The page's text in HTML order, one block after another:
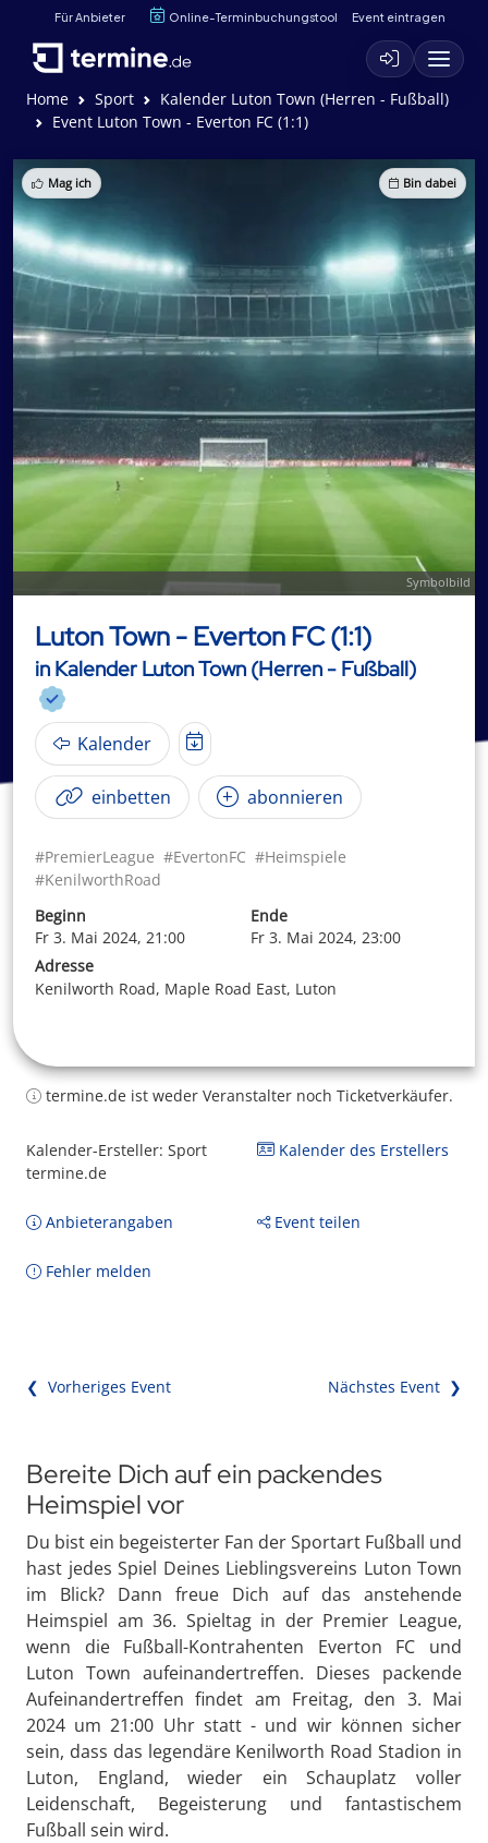
Für Anbieter Online-Terminbuchungstool Event eintragen
Home Sport
Kalender Luton Town (Herren - Fußball)
Event Luton Town - Everton FC (1:1)
Mag ich Bin dabei
Symbolbild
Luton Town - Everton FC (1:1)
in Kalender Luton Town (Herren - Fußball)
Kalender
einbetten abonnieren
#PremierLeague #EvertonFC #Heimspiele
#KenilworthRoad
Beginn
Fr 3. Mai 2024, 21:00
Ende
Fr 3. Mai 2024, 23:00
Adresse
Kenilworth Road, Maple Road East, Luton
termine.de ist weder Veranstalter noch Ticketverkäufer.
Kalender-Ersteller: Sport
termine.de
Kalender des Erstellers
Anbieterangaben Event teilen
Fehler melden
❮ Vorheriges Event Nächstes Event ❯
Bereite Dich auf ein packendes
Heimspiel vor
Du bist ein begeisterter Fan der Sportart Fußball und
hast jedes Spiel Deines Lieblingsvereins Luton Town
im Blick? Dann freue Dich auf das anstehende
Heimspiel am 36. Spieltag in der Premier League,
wenn die Fußball-Kontrahenten Everton FC und
Luton Town aufeinandertreffen. Dieses packende
Aufeinandertreffen findet am Freitag, den 3. Mai
2024 um 21:00 Uhr statt - und wir können sicher
sein, dass das legendäre Kenilworth Road Stadion in
Luton, England, wieder ein Schauplatz voller
Leidenschaft, Begeisterung und fantastischem
Fußball sein wird.